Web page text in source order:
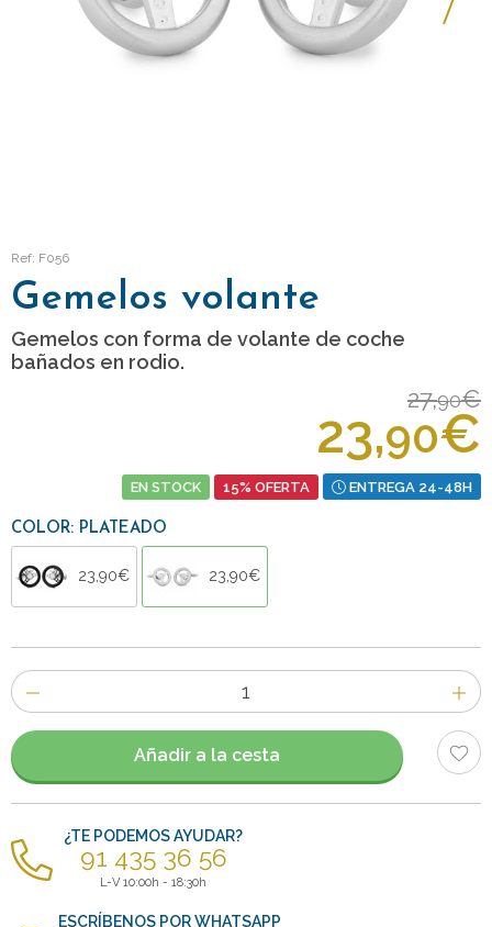
Ref: F056
Gemelos volante
Gemelos con forma de volante de coche
bañados en rodio.
27,90€
23,90€
EN STOCK 15% OFERTA ENTREGA 24-48H
COLOR: PLATEADO
23,90€ 23,90€
Número
de
artículos
Añadir a la cesta
¿TE PODEMOS AYUDAR?
91 435 36 56
L-V 10:00h - 18:30h
ESCRÍBENOS POR WHATSAPP